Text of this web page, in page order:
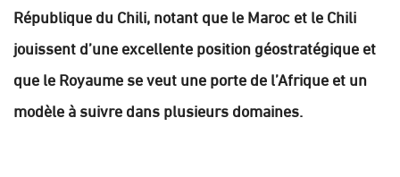
République du Chili, notant que le Maroc et le Chili
jouissent d’une excellente position géostratégique et
que le Royaume se veut une porte de l’Afrique et un
modèle à suivre dans plusieurs domaines.